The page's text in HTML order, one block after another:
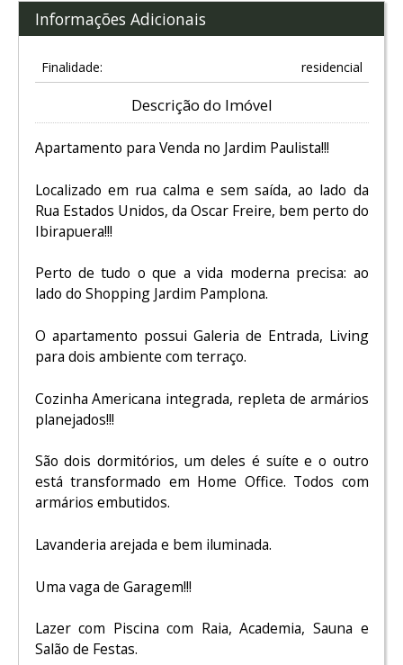
Informações Adicionais
Finalidade: residencial
Descrição do Imóvel
Apartamento para Venda no Jardim Paulista!!!
Localizado em rua calma e sem saída, ao lado da
Rua Estados Unidos, da Oscar Freire, bem perto do
Ibirapuera!!!
Perto de tudo o que a vida moderna precisa: ao
lado do Shopping Jardim Pamplona.
O apartamento possui Galeria de Entrada, Living
para dois ambiente com terraço.
Cozinha Americana integrada, repleta de armários
planejados!!!
São dois dormitórios, um deles é suíte e o outro
está transformado em Home Office. Todos com
armários embutidos.
Lavanderia arejada e bem iluminada.
Uma vaga de Garagem!!!
Lazer com Piscina com Raia, Academia, Sauna e
Salão de Festas.